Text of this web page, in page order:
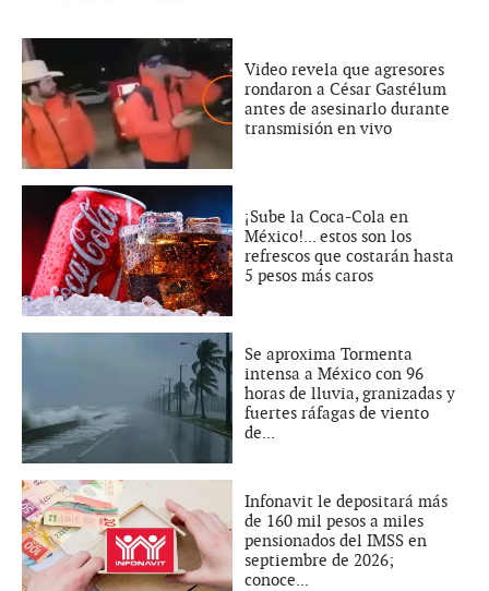
Video revela que agresores
rondaron a César Gastélum
antes de asesinarlo durante
transmisión en vivo
¡Sube la Coca-Cola en
México!... estos son los
refrescos que costarán hasta
5 pesos más caros
Se aproxima Tormenta
intensa a México con 96
horas de lluvia, granizadas y
fuertes ráfagas de viento
de...
Infonavit le depositará más
de 160 mil pesos a miles
pensionados del IMSS en
septiembre de 2026;
conoce...